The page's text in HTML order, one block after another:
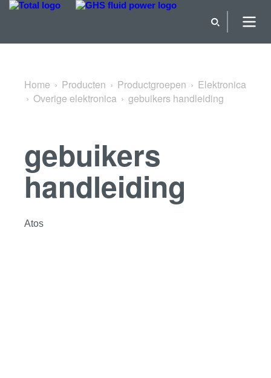
Terug naar Overige elektronica
Home Producten Productgroepen
Elektronica
Overige elektronica
gebuikers handleiding
gebuikers
handleiding
Atos